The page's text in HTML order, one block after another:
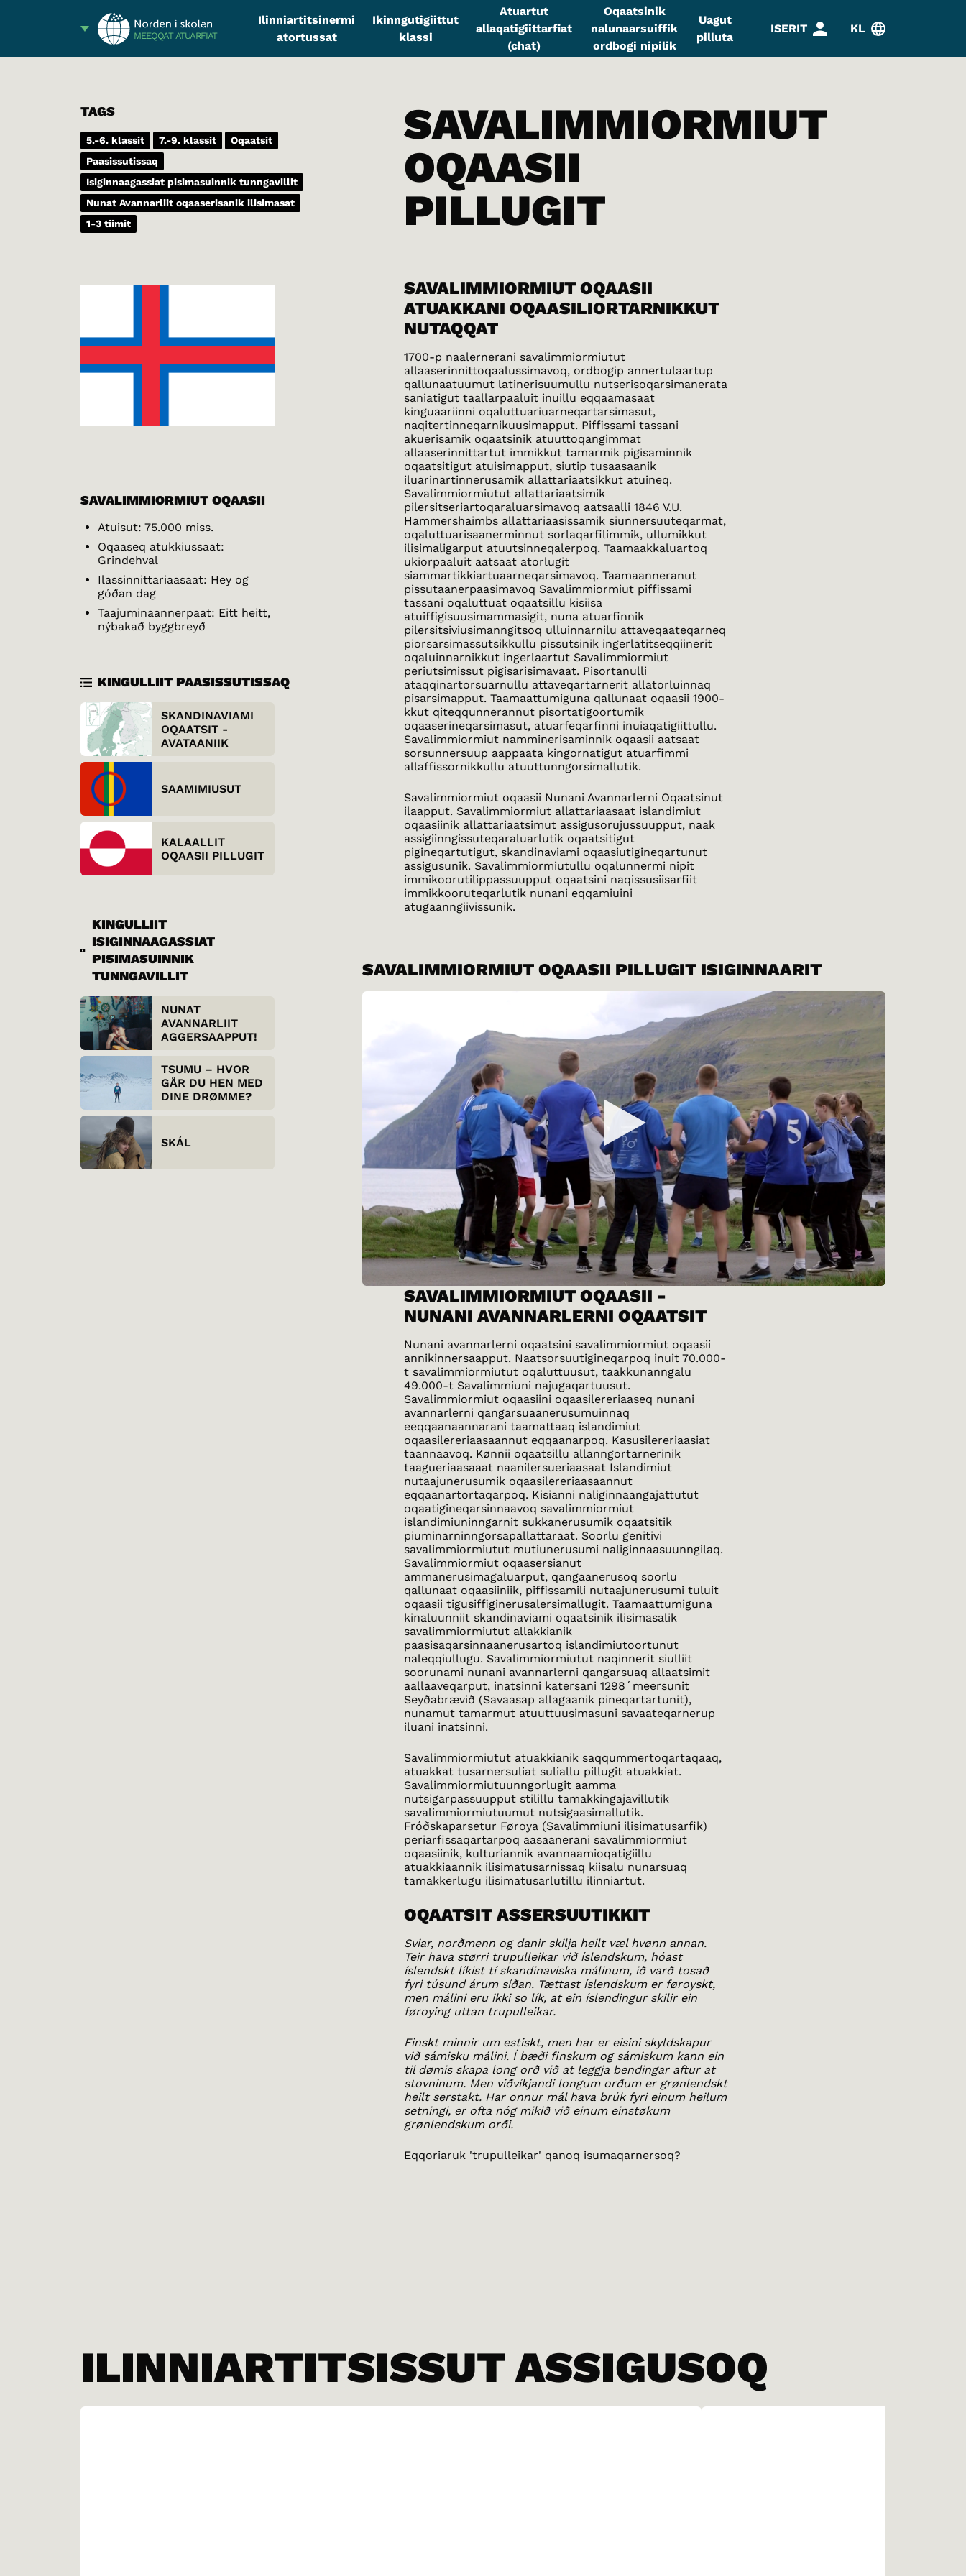
MEEQQAT ATUARFIAT
Ilinniartitsinermi
atortussat
Ikinngutigiittut
klassi
Atuartut
allaqatigiittarfiat
(chat)
Oqaatsinik
nalunaarsuiffik
ordbogi nipilik
Uagut
pilluta
ISERIT KL
TAGS
5.-6. klassit 7.-9. klassit
Oqaatsit
Paasissutissaq
Isiginnaagassiat pisimasuinnik tunngavillit
Nunat Avannarliit oqaaserisanik ilisimasat
1-3 tiimit
SAVALIMMIORMIUT OQAASII
Atuisut: 75.000 miss.
Oqaaseq atukkiussaat:
Grindehval
Ilassinnittariaasaat: Hey og
góðan dag
Taajuminaannerpaat: Eitt heitt,
nýbakað byggbreyð
KINGULLIIT PAASISSUTISSAQ
SKANDINAVIAMI
OQAATSIT -
AVATAANIIK
SAAMIMIUSUT
KALAALLIT
OQAASII PILLUGIT
KINGULLIIT
ISIGINNAAGASSIAT
PISIMASUINNIK
TUNNGAVILLIT
NUNAT
AVANNARLIIT
AGGERSAAPPUT!
TSUMU – HVOR
GÅR DU HEN MED
DINE DRØMME?
SKÁL
SAVALIMMIORMIUT
OQAASII
PILLUGIT
SAVALIMMIORMIUT OQAASII
ATUAKKANI OQAASILIORTARNIKKUT
NUTAQQAT
1700-p naalernerani savalimmiormiutut
allaaserinnittoqaalussimavoq, ordbogip annertulaartup
qallunaatuumut latinerisuumullu nutserisoqarsimanerata
saniatigut taallarpaaluit inuillu eqqaamasaat
kinguaariinni oqaluttuariuarneqartarsimasut,
naqitertinneqarnikuusimapput. Piffissami tassani
akuerisamik oqaatsinik atuuttoqangimmat
allaaserinnittartut immikkut tamarmik pigisaminnik
oqaatsitigut atuisimapput, siutip tusaasaanik
iluarinartinnerusamik allattariaatsikkut atuineq.
Savalimmiormiutut allattariaatsimik
pilersitseriartoqaraluarsimavoq aatsaalli 1846 V.U.
Hammershaimbs allattariaasissamik siunnersuuteqarmat,
oqaluttuarisaanerminnut sorlaqarfilimmik, ullumikkut
ilisimaligarput atuutsinneqalerpoq. Taamaakkaluartoq
ukiorpaaluit aatsaat atorlugit
siammartikkiartuaarneqarsimavoq. Taamaanneranut
pissutaanerpaasimavoq Savalimmiormiut piffissami
tassani oqaluttuat oqaatsillu kisiisa
atuiffigisuusimammasigit, nuna atuarfinnik
pilersitsiviusimanngitsoq ulluinnarnilu attaveqaateqarneq
piorsarsimassutsikkullu pissutsinik ingerlatitseqqiinerit
oqaluinnarnikkut ingerlaartut Savalimmiormiut
periutsimissut pigisarisimavaat. Pisortanulli
ataqqinartorsuarnullu attaveqartarnerit allatorluinnaq
pisarsimapput. Taamaattumiguna qallunaat oqaasii 1900-
kkut qiteqqunnerannut pisortatigoortumik
oqaaserineqarsimasut, atuarfeqarfinni inuiaqatigiittullu.
Savalimmiormiut namminerisaminnik oqaasii aatsaat
sorsunnersuup aappaata kingornatigut atuarfimmi
allaffissornikkullu atuuttunngorsimallutik.
Savalimmiormiut oqaasii Nunani Avannarlerni Oqaatsinut
ilaapput. Savalimmiormiut allattariaasaat islandimiut
oqaasiinik allattariaatsimut assigusorujussuupput, naak
assigiinngissuteqaraluarlutik oqaatsitigut
pigineqartutigut, skandinaviami oqaasiutigineqartunut
assigusunik. Savalimmiormiutullu oqalunnermi nipit
immikoorutilippassuupput oqaatsini naqissusiisarfiit
immikkooruteqarlutik nunani eqqamiuini
atugaanngiivissunik.
SAVALIMMIORMIUT OQAASII PILLUGIT ISIGINNAARIT
SAVALIMMIORMIUT OQAASII -
NUNANI AVANNARLERNI OQAATSIT
Nunani avannarlerni oqaatsini savalimmiormiut oqaasii
annikinnersaapput. Naatsorsuutigineqarpoq inuit 70.000-
t savalimmiormiutut oqaluttuusut, taakkunanngalu
49.000-t Savalimmiuni najugaqartuusut.
Savalimmiormiut oqaasiini oqaasilereriaaseq nunani
avannarlerni qangarsuaanerusumuinnaq
eeqqaanaannarani taamattaaq islandimiut
oqaasilereriaasaannut eqqaanarpoq. Kasusilereriaasiat
taannaavoq. Kønnii oqaatsillu allanngortarnerinik
taagueriaasaaat naanilersueriaasaat Islandimiut
nutaajunerusumik oqaasilereriaasaannut
eqqaanartortaqarpoq. Kisianni naliginnaangajattutut
oqaatigineqarsinnaavoq savalimmiormiut
islandimiuninngarnit sukkanerusumik oqaatsitik
piuminarninngorsapallattaraat. Soorlu genitivi
savalimmiormiutut mutiunerusumi naliginnaasuunngilaq.
Savalimmiormiut oqaasersianut
ammanerusimagaluarput, qangaanerusoq soorlu
qallunaat oqaasiiniik, piffissamili nutaajunerusumi tuluit
oqaasii tigusiffiginerusalersimallugit. Taamaattumiguna
kinaluunniit skandinaviami oqaatsinik ilisimasalik
savalimmiormiutut allakkianik
paasisaqarsinnaanerusartoq islandimiutoortunut
naleqqiullugu. Savalimmiormiutut naqinnerit siulliit
soorunami nunani avannarlerni qangarsuaq allaatsimit
aallaaveqarput, inatsinni katersani 1298´meersunit
Seyðabrævið (Savaasap allagaanik pineqartartunit),
nunamut tamarmut atuuttuusimasuni savaateqarnerup
iluani inatsinni.
Savalimmiormiutut atuakkianik saqqummertoqartaqaaq,
atuakkat tusarnersuliat suliallu pillugit atuakkiat.
Savalimmiormiutuunngorlugit aamma
nutsigarpassuupput stilillu tamakkingajavillutik
savalimmiormiutuumut nutsigaasimallutik.
Fróðskaparsetur Føroya (Savalimmiuni ilisimatusarfik)
periarfissaqartarpoq aasaanerani savalimmiormiut
oqaasiinik, kulturiannik avannaamioqatigiillu
atuakkiaannik ilisimatusarnissaq kiisalu nunarsuaq
tamakkerlugu ilisimatusarlutillu ilinniartut.
OQAATSIT ASSERSUUTIKKIT
Sviar, norðmenn og danir skilja heilt væl hvønn annan.
Teir hava størri trupulleikar við íslendskum, hóast
íslendskt líkist tí skandinaviska málinum, ið varð tosað
fyri túsund árum síðan. Tættast íslendskum er føroyskt,
men málini eru ikki so lík, at ein íslendingur skilir ein
føroying uttan trupulleikar.
Finskt minnir um estiskt, men har er eisini skyldskapur
við sámisku málini. Í bæði finskum og sámiskum kann ein
til dømis skapa long orð við at leggja bendingar aftur at
stovninum. Men viðvíkjandi longum orðum er grønlendskt
heilt serstakt. Har onnur mál hava brúk fyri einum heilum
setningi, er ofta nóg mikið við einum einstøkum
grønlendskum orði.
Eqqoriaruk 'trupulleikar' qanoq isumaqarnersoq?
ILINNIARTITSISSUT ASSIGUSOQ